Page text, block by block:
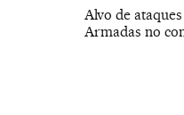
Alvo de
Armadas no